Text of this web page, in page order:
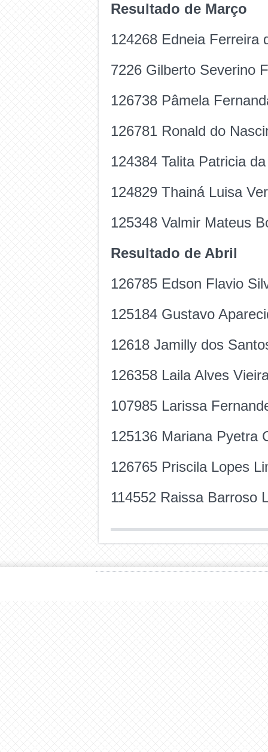
Resultado de Março
124268 Edneia Ferreira
7226 Gilberto Severino
126738 Pâmela
126781 Ronald do
124384 Talita Patricia
124829 Thainá Luisa
125348 Valmir Mateus
Resultado de Abril
126785 Edson Flavio
125184 Gustavo
12618 Jamilly dos
126358 Laila Alves
107985 Larissa
125136 Mariana Pyetra
126765 Priscila Lopes
114552 Raissa Barroso